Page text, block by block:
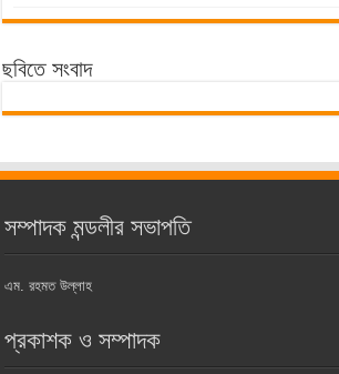
ছবিতে সংবাদ
সম্পাদক মন্ডলীর সভাপতি
এম. রহমত উল্লাহ
প্রকাশক ও সম্পাদক